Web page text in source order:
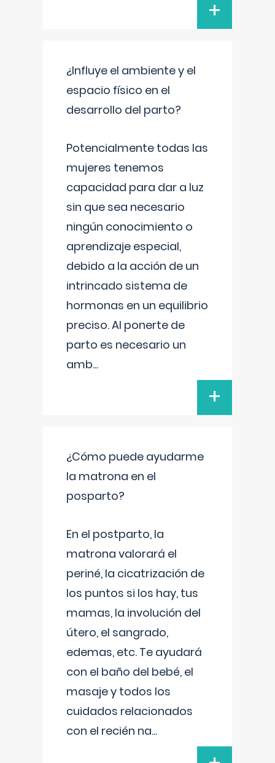
+
¿Influye el ambiente y el
espacio físico en el
desarrollo del parto?
Potencialmente todas las
mujeres tenemos
capacidad para dar a luz
sin que sea necesario
ningún conocimiento o
aprendizaje especial,
debido a la acción de un
intrincado sistema de
hormonas en un equilibrio
preciso. Al ponerte de
parto es necesario un
amb...
+
¿Cómo puede ayudarme
la matrona en el
posparto?
En el postparto, la
matrona valorará el
periné, la cicatrización de
los puntos si los hay, tus
mamas, la involución del
útero, el sangrado,
edemas, etc. Te ayudará
con el baño del bebé, el
masaje y todos los
cuidados relacionados
con el recién na...